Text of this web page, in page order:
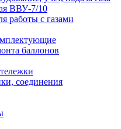
ВВУ-7/10
работы с газами
баллонов
соединения